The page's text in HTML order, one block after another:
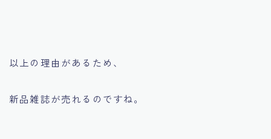
以上の理由があるため、
新品雑誌が売れるのですね。